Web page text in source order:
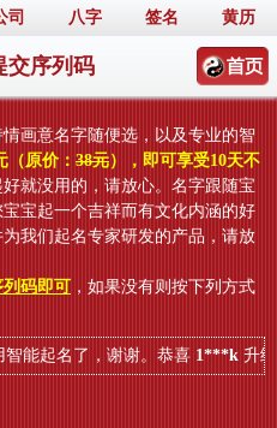
司 八字 签名 黄历
交序列码
画意名字随便选，以及专业的智
（原价： 38元），即可享受10天不
好就没用的，请放心。名字跟随宝
宝起一个吉祥而有文化内涵的好
我们起名专家研发的产品，请放
码即可 ，如果没有则按下列方式
能起名了，谢谢。恭喜1***k升级